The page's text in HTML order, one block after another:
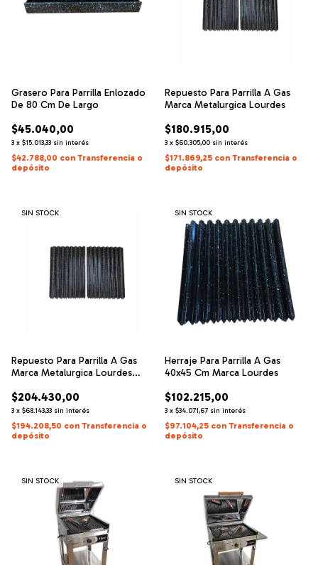
Grasero Para Parrilla Enlozado
De 80 Cm De Largo
$45.040,00
3 x $15.013,33 sin interés
$42.788,00 con Transferencia o
depósito
Repuesto Para Parrilla A Gas
Marca Metalurgica Lourdes
$180.915,00
3 x $60.305,00 sin interés
$171.869,25 con Transferencia o
depósito
SIN STOCK
Repuesto Para Parrilla A Gas
Marca Metalurgica Lourdes
$204.430,00
3 x $68.143,33 sin interés
$194.208,50 con Transferencia o
depósito
SIN STOCK
Herraje Para Parrilla A Gas
40x45 Cm Marca Lourdes
$102.215,00
3 x $34.071,67 sin interés
$97.104,25 con Transferencia o
depósito
SIN STOCK SIN STOCK